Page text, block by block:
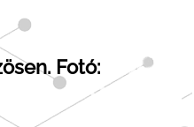
Fotó: